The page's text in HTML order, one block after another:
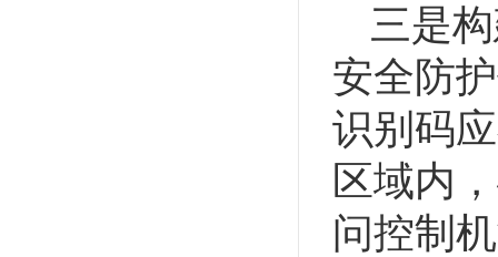
三是
安全防
识别码
区域内
问控制